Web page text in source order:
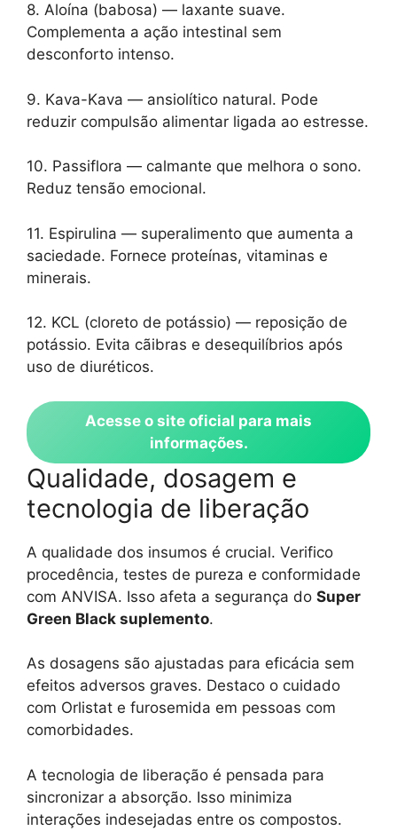
8. Aloína (babosa) — laxante suave.
Complementa a ação intestinal sem
desconforto intenso.
9. Kava-Kava — ansiolítico natural. Pode
reduzir compulsão alimentar ligada ao estresse.
10. Passiflora — calmante que melhora o sono.
Reduz tensão emocional.
11. Espirulina — superalimento que aumenta a
saciedade. Fornece proteínas, vitaminas e
minerais.
12. KCL (cloreto de potássio) — reposição de
potássio. Evita cãibras e desequilíbrios após
uso de diuréticos.
Acesse o site oficial para mais
informações.
Qualidade, dosagem e
tecnologia de liberação
A qualidade dos insumos é crucial. Verifico
procedência, testes de pureza e conformidade
com ANVISA. Isso afeta a segurança do Super
Green Black suplemento.
As dosagens são ajustadas para eficácia sem
efeitos adversos graves. Destaco o cuidado
com Orlistat e furosemida em pessoas com
comorbidades.
A tecnologia de liberação é pensada para
sincronizar a absorção. Isso minimiza
interações indesejadas entre os compostos.